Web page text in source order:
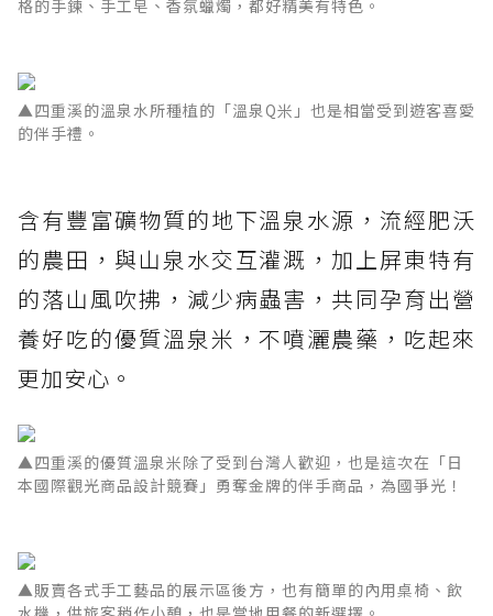
格的手鍊、手工皂、香氛蠟燭，都好精美有特色。
▲四重溪的溫泉水所種植的「溫泉Q米」也是相當受到遊客喜愛
的伴手禮。
含有豐富礦物質的地下溫泉水源，流經肥沃
的農田，與山泉水交互灌溉，加上屏東特有
的落山風吹拂，減少病蟲害，共同孕育出營
養好吃的優質溫泉米，不噴灑農藥，吃起來
更加安心。
▲四重溪的優質溫泉米除了受到台灣人歡迎，也是這次在「日
本國際觀光商品設計競賽」勇奪金牌的伴手商品，為國爭光！
▲販賣各式手工藝品的展示區後方，也有簡單的內用桌椅、飲